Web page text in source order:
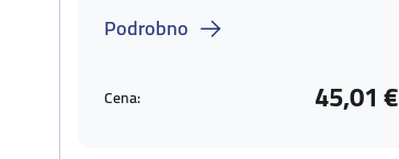
Podrobno
Cena: 45,01 €